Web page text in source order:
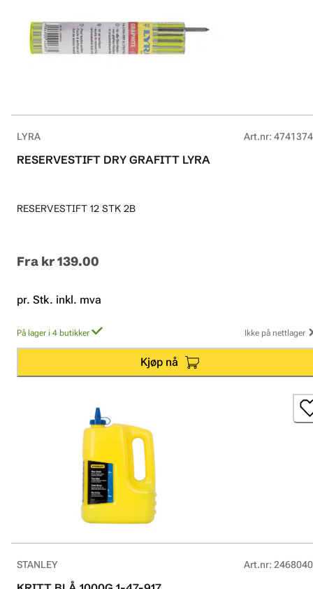
LYRA Art.nr:
RESERVESTIFT DRY GRAFITT LYRA
RESERVESTIFT 12 STK 2B
Fra kr 139.00
pr. Stk. inkl. mva
På lager i 4 butikker Ikke på nettlager
Kjøp nå
STANLEY Art.nr: